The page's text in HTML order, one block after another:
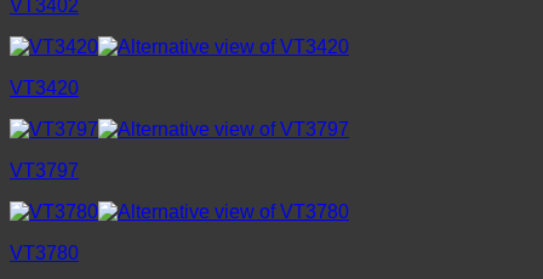
VT3402
VT3420
VT3797
VT3780